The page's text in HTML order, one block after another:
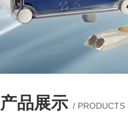
产品展示 / PRODUCTS